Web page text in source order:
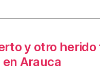
o
k
y otro
Arauca